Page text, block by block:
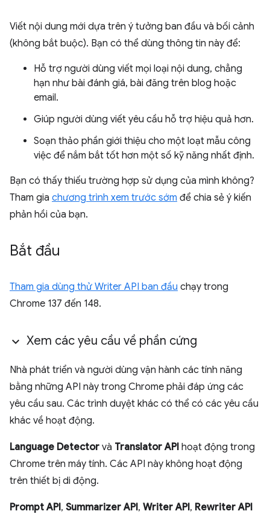
Viết nội dung mới dựa trên ý tưởng ban đầu và bối cảnh
(không bắt buộc). Bạn có thể dùng thông tin này để:
Hỗ trợ người dùng viết mọi loại nội dung, chẳng
hạn như bài đánh giá, bài đăng trên blog hoặc
email.
Giúp người dùng viết yêu cầu hỗ trợ hiệu quả hơn.
Soạn thảo phần giới thiệu cho một loạt mẫu công
việc để nắm bắt tốt hơn một số kỹ năng nhất định.
Bạn có thấy thiếu trường hợp sử dụng của mình không?
Tham gia chương trình xem trước sớm để chia sẻ ý kiến
phản hồi của bạn.
Bắt đầu
Tham gia dùng thử Writer API ban đầu chạy trong
Chrome 137 đến 148.
Xem các yêu cầu về phần cứng
Nhà phát triển và người dùng vận hành các tính năng
bằng những API này trong Chrome phải đáp ứng các
yêu cầu sau. Các trình duyệt khác có thể có các yêu cầu
khác về hoạt động.
Language Detector và Translator API hoạt động trong
Chrome trên máy tính. Các API này không hoạt động
trên thiết bị di động.
Prompt API, Summarizer API, Writer API, Rewriter API